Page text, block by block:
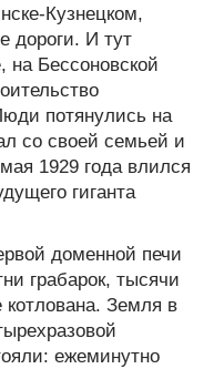
Кузнецком,
дороги. И тут
на Бессоновской
потянулись на
со своей семьей и
1929 года влился
гиганта
доменной печи
грабарок, тысячи
Земля в
ежеминутно